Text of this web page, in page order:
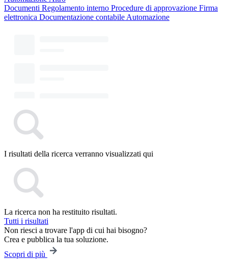
Documenti Regolamento interno Procedure di approvazione Firma
elettronica Documentazione contabile Automazione
I risultati della ricerca verranno visualizzati qui
La ricerca non ha restituito risultati.
Tutti i risultati
Non riesci a trovare l'app di cui hai bisogno?
Crea e pubblica la tua soluzione.
Scopri di più